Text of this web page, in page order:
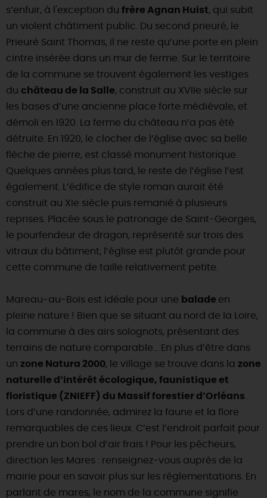
s’enfuir, à l'exception du frère Agnan Huist, qui subit
un violent châtiment public. Du second prieuré, le
Prieuré Saint Thomas, il ne reste qu’une porte en plein
cintre insérée dans un mur de ferme. Sur le territoire
de la commune se trouvent également les vestiges
du château de la Salle, construit au XVIIe siècle sur
les bases d’une ancienne place forte médiévale, et
démoli en 1920. La ferme du château n’a pas été
détruite. En 1920, le clocher de l’église avec sa belle
flèche de pierre, est classé monument historique.
Quelques années plus tard, le reste de l’église l’est
également. L’édifice de style roman aurait été
construit au XIe siècle puis remanié à plusieurs
reprises. Placée sous le patronage de Saint-Georges,
le pourfendeur de dragon, représenté sur trois des
vitraux du bâtiment, l’église est plutôt grande pour
cette commune de taille relativement petite.
Mareau-au-Bois est idéale pour une balade en
pleine nature ! Bien que se situant au nord de la Loire,
la commune à des airs solognots, présentant des
terrains de nature comparable… En plus d’être dans
un zone Natura 2000, le village se trouve dans la zone
naturelle d’intérêt écologique, faunistique et
floristique (ZNIEFF) du Massif forestier d’Orléans
Lors d’une randonnée, admirez la faune et la flore
remarquables de ces lieux. C’est l’endroit parfait pour
prendre un bon bol d’air frais ! Pour les pêcheurs,
direction les Mares : renseignez-vous auprès de la
mairie pour en savoir plus sur les réglementations. En
parlant de mares, le nom de la commune signifie